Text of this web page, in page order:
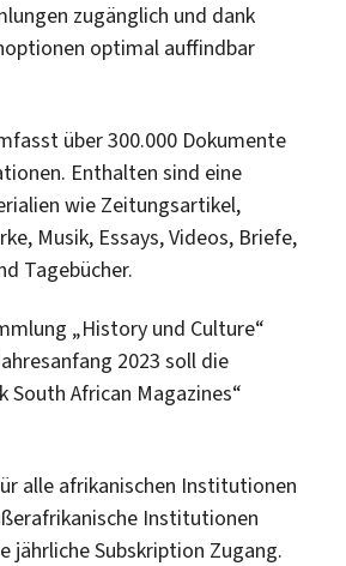
zugänglich und dank
optimal auffindbar
über 300.000 Dokumente
Enthalten sind eine
wie Zeitungsartikel,
Musik, Essays, Videos, Briefe,
Tagebücher.
„History und Culture“
2023 soll die
South African Magazines“
alle afrikanischen Institutionen
Institutionen
jährliche Subskription Zugang.